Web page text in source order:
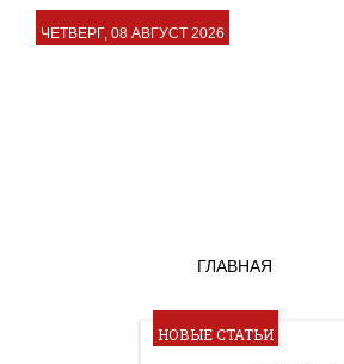
ЧЕТВЕРГ, 08 АВГУСТ 2026
ГЛАВНАЯ
НОВЫЕ СТАТЬИ